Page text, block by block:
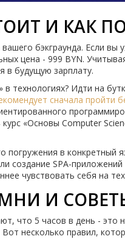
И КАК
бэкграунда. Если
цена - 999 BYN.
в будущую зарплату.
технологиях? Идти на
сначала пройти
«Основы Computer
погружения в
создание SPA-
чувствовать себя на
И
что 5 часов в день -
несколько правил,